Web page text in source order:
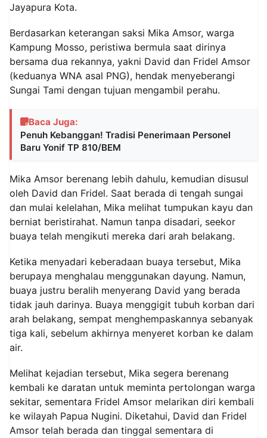
Jayapura Kota.
Berdasarkan keterangan saksi Mika Amsor, warga
Kampung Mosso, peristiwa bermula saat dirinya
bersama dua rekannya, yakni David dan Fridel Amsor
(keduanya WNA asal PNG), hendak menyeberangi
Sungai Tami dengan tujuan mengambil perahu.
Baca Juga:
Penuh Kebanggan! Tradisi Penerimaan Personel
Baru Yonif TP 810/BEM
Mika Amsor berenang lebih dahulu, kemudian disusul
oleh David dan Fridel. Saat berada di tengah sungai
dan mulai kelelahan, Mika melihat tumpukan kayu dan
berniat beristirahat. Namun tanpa disadari, seekor
buaya telah mengikuti mereka dari arah belakang.
Ketika menyadari keberadaan buaya tersebut, Mika
berupaya menghalau menggunakan dayung. Namun,
buaya justru beralih menyerang David yang berada
tidak jauh darinya. Buaya menggigit tubuh korban dari
arah belakang, sempat menghempaskannya sebanyak
tiga kali, sebelum akhirnya menyeret korban ke dalam
air.
Melihat kejadian tersebut, Mika segera berenang
kembali ke daratan untuk meminta pertolongan warga
sekitar, sementara Fridel Amsor melarikan diri kembali
ke wilayah Papua Nugini. Diketahui, David dan Fridel
Amsor telah berada dan tinggal sementara di